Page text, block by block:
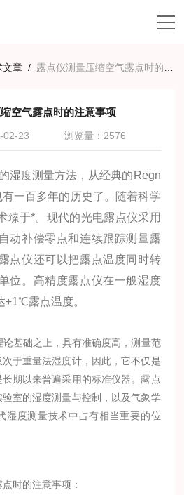
文章 / 露点仪测量压缩空气露点时的注意事项
空气露点时的注意事项
02-23 浏览量：2576
湿度测量方法，从经典的Regn
一百多年的历史了。随着科学
臻于*。现代的光电露点仪采用
动补偿零点和连续跟踪测量露
点仪还可以把露点温度同时转
位。高精度露点仪在一般湿度
±1℃露点温度。
论基础之上，具有准确度高，测量范
于重量法湿度计，因此，它不仅是
期以来普遍采用的标准仪器。露点
室的湿度测量与控制，以及气象学
湿度测量技术中占有相当重要的位
时的注意事项：